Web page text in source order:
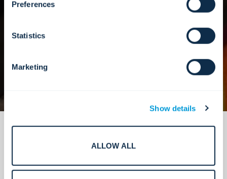
Preferences
Statistics
Marketing
Show details
ALLOW ALL